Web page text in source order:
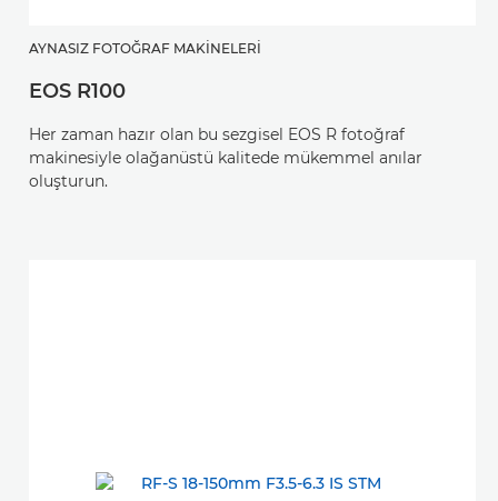
AYNASIZ FOTOĞRAF MAKINELERI
EOS R100
Her zaman hazır olan bu sezgisel EOS R fotoğraf
makinesiyle olağanüstü kalitede mükemmel anılar
oluşturun.